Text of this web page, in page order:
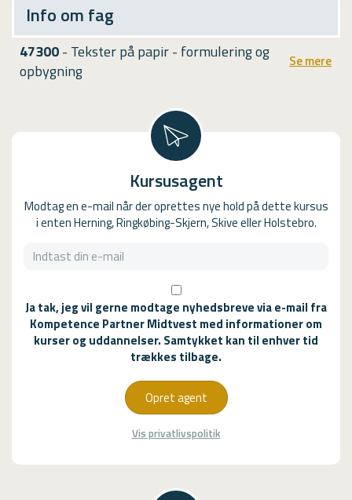
Info om fag
47300- Tekster på papir - formulering og
opbygning
Se mere
Kursusagent
Modtag en e-mail når der oprettes nye hold på dette kursus
i enten Herning, Ringkøbing-Skjern, Skive eller Holstebro.
Ja tak, jeg vil gerne modtage nyhedsbreve via e-mail fra
Kompetence Partner Midtvest med informationer om
kurser og uddannelser. Samtykket kan til enhver tid
trækkes tilbage.
Opret agent
Vis privatlivspolitik